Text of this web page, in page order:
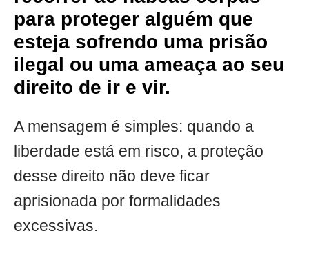
para proteger alguém que
esteja sofrendo uma prisão
ilegal ou uma ameaça ao seu
direito de ir e vir.
A mensagem é simples: quando a
liberdade está em risco, a proteção
desse direito não deve ficar
aprisionada por formalidades
excessivas.